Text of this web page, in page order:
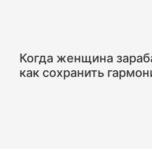
Когда женщина
как сохранить